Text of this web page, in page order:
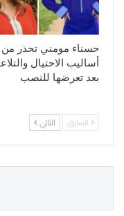
حسناء مومني تحذر من
أساليب الاحتيال
بعد تعرضها للنصب
السابق التالي